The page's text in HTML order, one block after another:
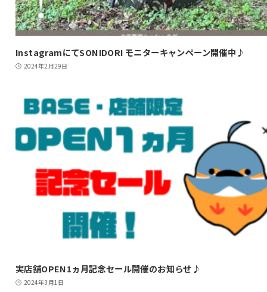
InstagramにてSONIDORI モニターキャンペーン開催中♪
2024年2月29日
実店舗OPEN1ヵ月記念セール開催のお知らせ♪
2024年3月1日